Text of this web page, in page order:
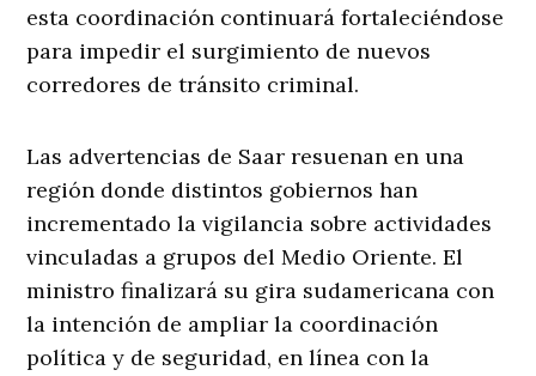
esta coordinación continuará fortaleciéndose
para impedir el surgimiento de nuevos
corredores de tránsito criminal.
Las advertencias de Saar resuenan en una
región donde distintos gobiernos han
incrementado la vigilancia sobre actividades
vinculadas a grupos del Medio Oriente. El
ministro finalizará su gira sudamericana con
la intención de ampliar la coordinación
política y de seguridad, en línea con la